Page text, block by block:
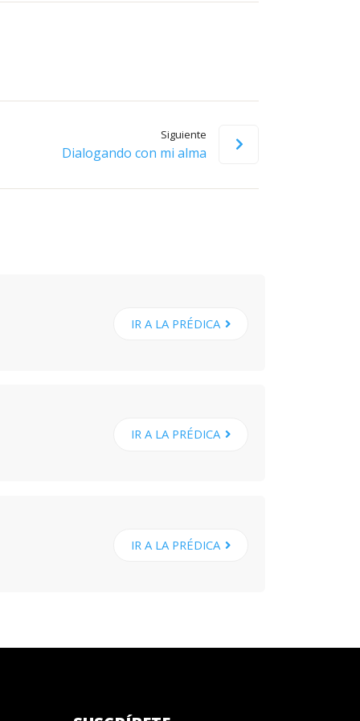
o
el
Siguiente
Dialogando con mi alma
IR A LA PRÉDICA
IR A LA PRÉDICA
IR A LA PRÉDICA